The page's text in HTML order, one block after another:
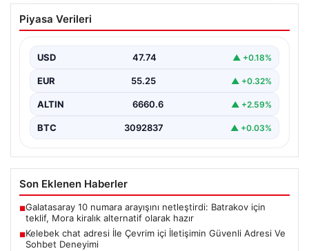
Kelebek chat adresi İle Çevrim içi
İletişimin Güvenli Adresi Ve Sohbet
Sanal çağında bireylerin kaliteli bir tarzda irtibat kurması
Piyasa Verileri
USD 47.74 ▲ +0.18%
EUR 55.25 ▲ +0.32%
ALTIN 6660.6 ▲ +2.59%
BTC 3092837 ▲ +0.03%
Son Eklenen Haberler
■Galatasaray 10 numara arayışını netleştirdi: Batrakov için
teklif, Mora kiralık alternatif olarak hazır
■Kelebek chat adresi İle Çevrim içi İletişimin Güvenli Adresi Ve
Sohbet Deneyimi